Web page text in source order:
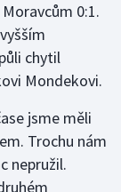
0:1.
chytil
Mondekovi.
jsme měli
Trochu nám
nepružil.